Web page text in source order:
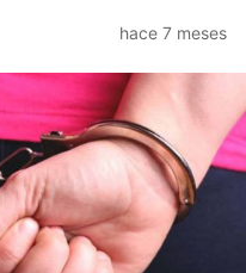
hace 7 meses